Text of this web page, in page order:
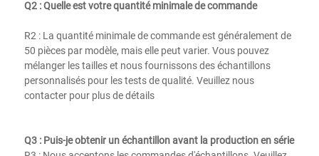
Q2 : Quelle est votre quantité minimale de commande
R2 : La quantité minimale de commande est généralement de
50 pièces par modèle, mais elle peut varier. Vous pouvez
mélanger les tailles et nous fournissons des échantillons
personnalisés pour les tests de qualité. Veuillez nous
contacter pour plus de détails
Q3 : Puis-je obtenir un échantillon avant la production en série